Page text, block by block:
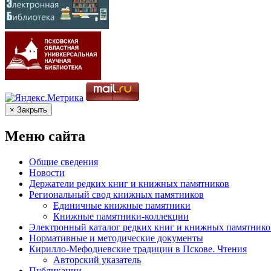
× Закрыть
Меню сайта
Общие сведения
Новости
Держатели редких книг и книжных памятников
Региональный свод книжных памятников
Единичные книжные памятники
Книжные памятники-коллекции
Электронный каталог редких книг и книжных
Нормативные и методические документы
Кирилло-Мефодиевские традиции в Пскове. Чтения
Авторский указатель